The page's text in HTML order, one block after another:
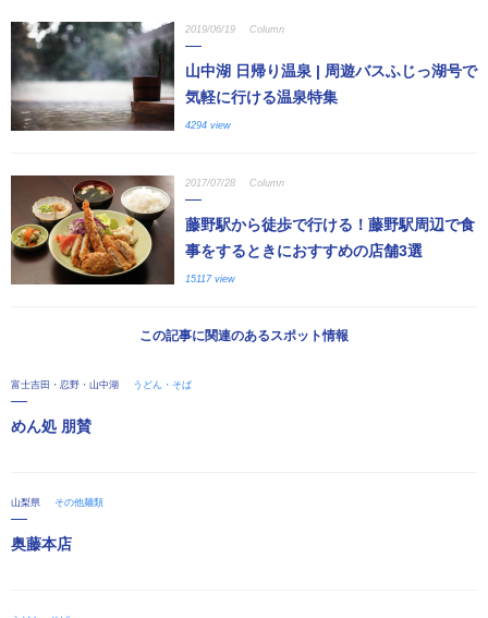
2019/06/19 Column
山中湖 日帰り温泉 | 周遊バスふじっ湖号で
気軽に行ける温泉特集
4294 view
2017/07/28 Column
藤野駅から徒歩で行ける！藤野駅周辺で食
事をするときにおすすめの店舗3選
15117 view
この記事に関連のあるスポット情報
富士吉田・忍野・山中湖 うどん・そば
めん処 朋賛
山梨県 その他麺類
奥藤本店